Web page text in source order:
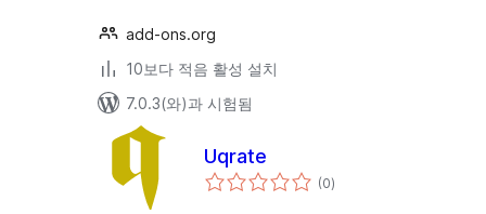
add-ons.org
10보다 적음 활성 설치
7.0.3(와)과 시험됨
Uqrate
(0전
체)